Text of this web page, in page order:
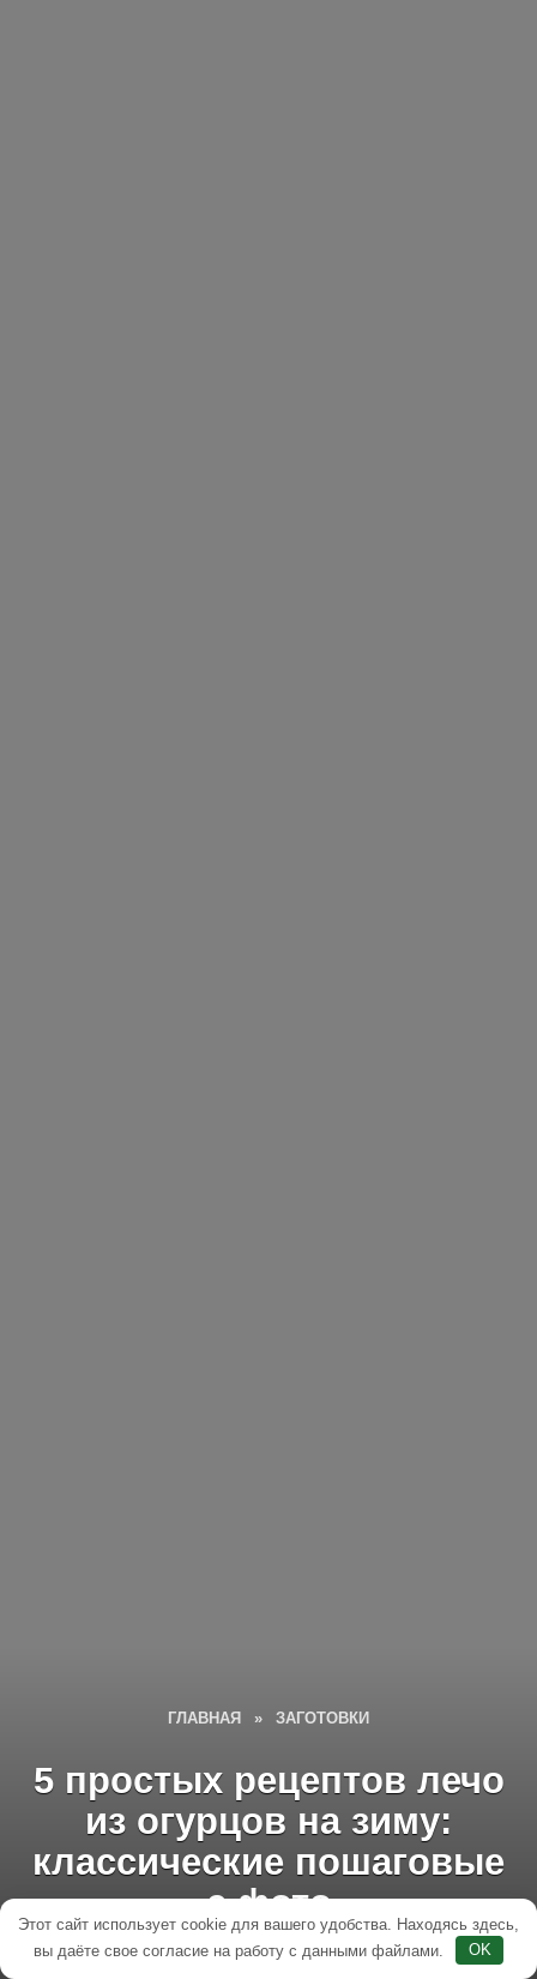
ГЛАВНАЯ » ЗАГОТОВКИ
5 простых рецептов лечо
из огурцов на зиму:
классические пошаговые
с фото
Этот сайт использует cookie для вашего удобства. Находясь здесь,
вы даёте свое согласие на работу с данными файлами.
OK